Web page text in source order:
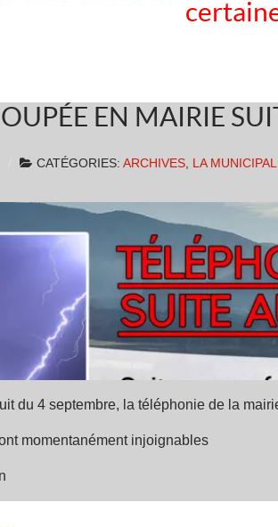
EN MAIRIE
CATÉGORIES: ARCHIVES LA
du 4 septembre, la téléphonie de la
momentanément injoignables